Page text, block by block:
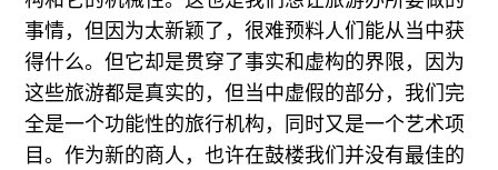
事情，但因为太新颖了，很难预料人们能从当中获
得什么。但它却是贯穿了事实和虚构的界限，因为
这些旅游都是真实的，但当中虚假的部分，我们完
全是一个功能性的旅行机构，同时又是一个艺术项
目。作为新的商人，也许在鼓楼我们并没有最佳的